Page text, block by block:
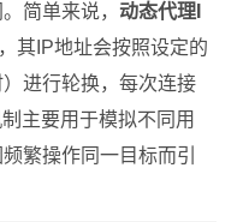
简单来说， 动态代理I
，其IP地址会按照设定的
进行轮换，每次连接
主要用于模拟不同用
繁操作同一目标而引